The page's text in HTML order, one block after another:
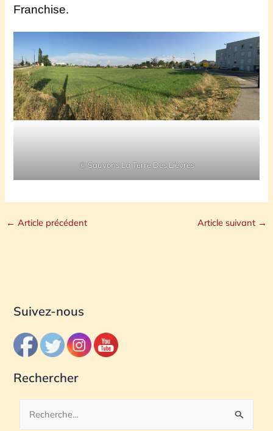
Franchise.
© Sauvons La Terre Des Lièvres
← Article précédent Article suivant →
Suivez-nous
Rechercher